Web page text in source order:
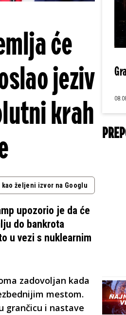
će
jeziv
krah
kao željeni izvor na Googlu
upozorio je da će
do bankrota
u vezi s nuklearnim
zadovoljan kada
mestom.
grančicu i nastave